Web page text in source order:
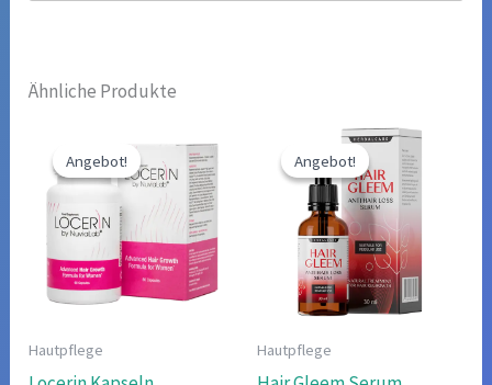
Ähnliche Produkte
Angebot!
Angebot!
Hautpflege
Angebot!
Angebot!
Hautpflege